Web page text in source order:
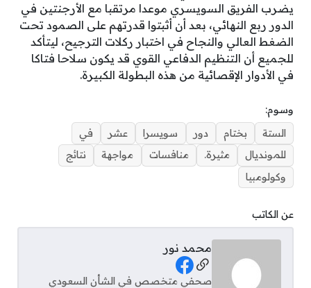
يضرب الفريق السويسري موعدا مرتقبا مع الأرجنتين في
الدور ربع النهائي، بعد أن أثبتوا قدرتهم على الصمود تحت
الضغط العالي والنجاح في اختبار ركلات الترجيح، ليتأكد
للجميع أن التنظيم الدفاعي القوي قد يكون سلاحا فتاكا
في الأدوار الإقصائية من هذه البطولة الكبيرة.
وسوم:
الستة
بختام دور سويسرا عشر
في
للمونديال
مثيرة. منافسات مواجهة
نتائج
وكولومبيا
عن الكاتب
محمد نور
Social Links
صحفي متخصص في الشأن السعودي